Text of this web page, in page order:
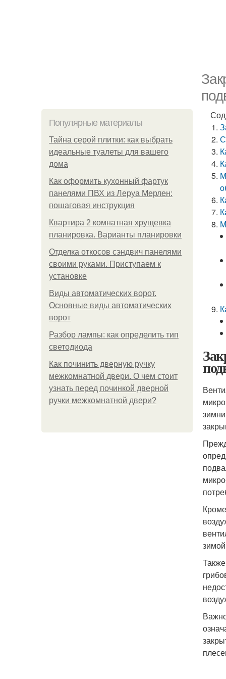
Популярные материалы
Тайна серой плитки: как выбрать
идеальные туалеты для вашего
дома
Как оформить кухонный фартук
панелями ПВХ из Леруа Мерлен:
пошаговая инструкция
Квартира 2 комнатная хрущевка
планировка. Варианты планировки
Отделка откосов сэндвич панелями
своими руками. Приступаем к
установке
Виды автоматических ворот.
Основные виды автоматических
ворот
Разбор лампы: как определить тип
светодиода
Как починить дверную ручку
межкомнатной двери. О чем стоит
узнать перед починкой дверной
ручки межкомнатной двери?